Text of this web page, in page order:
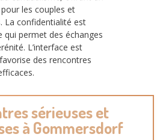
les couples et
La confidentialité est
qui permet des échanges
L’interface est
des rencontres
sérieuses et
à Gommersdorf